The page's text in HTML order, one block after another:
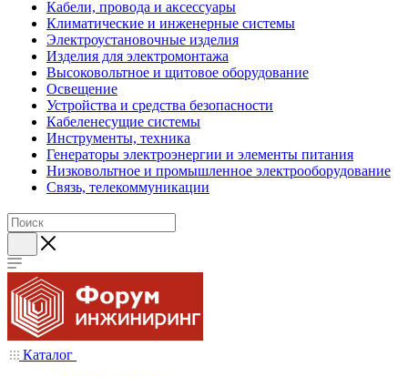
Кабели, провода и аксессуары
Климатические и инженерные системы
Электроустановочные изделия
Изделия для электромонтажа
Высоковольтное и щитовое оборудование
Освещение
Устройства и средства безопасности
Кабеленесущие системы
Инструменты, техника
Генераторы электроэнергии и элементы питания
Низковольтное и промышленное электрооборудование
Связь, телекоммуникации
Каталог